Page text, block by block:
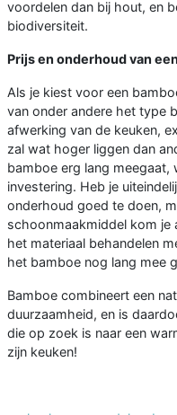
voordelen dan bij hout, en
biodiversiteit.
Prijs en onderhoud van
Als je kiest voor een
van onder andere het type
afwerking van de keuken,
zal wat hoger liggen dan
bamboe erg lang
investering. Heb je
onderhoud goed te doen,
schoonmaakmiddel kom je
het materiaal behandelen
het bamboe nog lang mee
Bamboe combineert een
duurzaamheid, en is
die op zoek is naar een
zijn keuken!